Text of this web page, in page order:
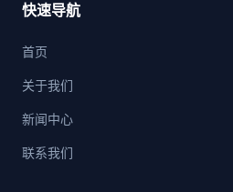
快速导航
首页
关于我们
新闻中心
联系我们